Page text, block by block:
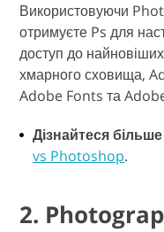
Використовуючи
отримуєте Ps для
доступ до
хмарного сховища,
Adobe Fonts та
Дізнайтеся
vs Photoshop.
2.